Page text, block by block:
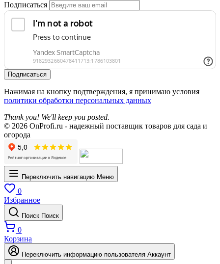
Подписаться
Подписаться
Нажимая на кнопку подтверждения, я принимаю условия
политики обработки персональных данных
Thank you! We'll keep you posted.
© 2026 OnProfi.ru - надежный поставщик товаров для сада и
огорода
Переключить навигацию Меню
0
Избранное
Поиск Поиск
0
Корзина
Переключить информацию пользователя Аккаунт